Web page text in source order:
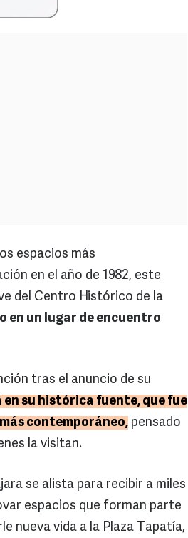
espacios más
en el año de 1982, este
del Centro Histórico de la
en un lugar de encuentro
tras el anuncio de su
en su histórica fuente, que fue
contemporáneo, pensado
la visitan.
se alista para recibir a miles
espacios que forman parte
nueva vida a la Plaza Tapatía,